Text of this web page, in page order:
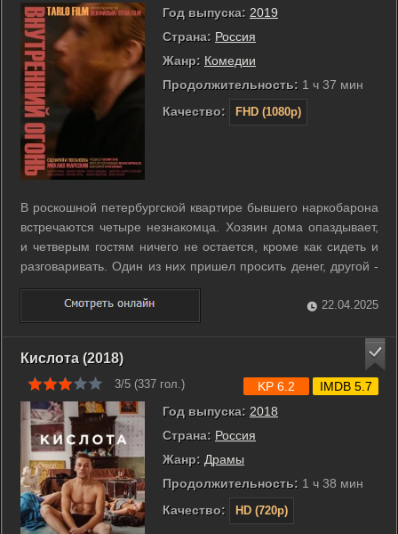
Год выпуска: 2019
Страна: Россия
Жанр: Комедии
Продолжительность: 1 ч 37 мин
Качество:
FHD (1080p)
В роскошной петербургской квартире бывшего наркобарона
встречаются четыре незнакомца. Хозяин дома опаздывает,
и четверым гостям ничего не остается, кроме как сидеть и
разговаривать. Один из них пришел просить денег, другой -
оружие, третий - с целью шантажа, а четвертый - чтобы
убить третьего. Слово за слово, и безобидный разговор
между ожидающими ...
22.04.2025
Кислота (2018)
3/5 (337 гол.)
Год выпуска: 2018
Страна: Россия
Жанр: Драмы
Продолжительность: 1 ч 38 мин
Качество:
HD (720p)
KP 6.2 IMDB 5.7